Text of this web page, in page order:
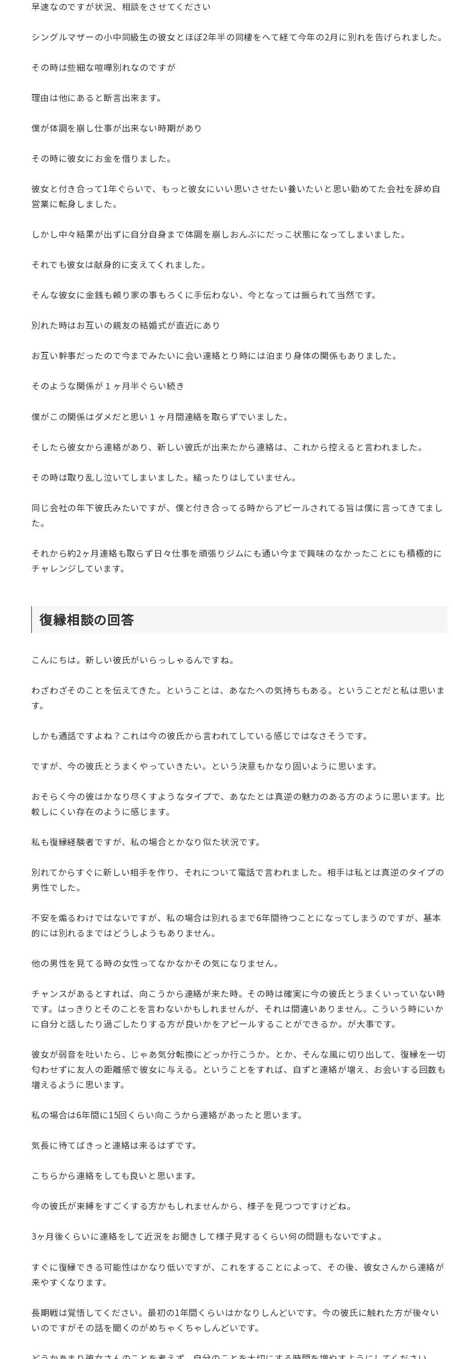
早速なのですが状況、相談をさせてください
シングルマザーの小中同級生の彼女とほぼ2年半の同棲をへて経て今年の2月に別れを告げられました。
その時は些細な喧嘩別れなのですが
理由は他にあると断言出来ます。
僕が体調を崩し仕事が出来ない時期があり
その時に彼女にお金を借りました。
彼女と付き合って1年ぐらいで、もっと彼女にいい思いさせたい養いたいと思い勤めてた会社を辞め自
営業に転身しました。
しかし中々結果が出ずに自分自身まで体調を崩しおんぶにだっこ状態になってしまいました。
それでも彼女は献身的に支えてくれました。
そんな彼女に金銭も頼り家の事もろくに手伝わない、今となっては振られて当然です。
別れた時はお互いの親友の結婚式が直近にあり
お互い幹事だったので今までみたいに会い連絡とり時には泊まり身体の関係もありました。
そのような関係が１ヶ月半ぐらい続き
僕がこの関係はダメだと思い１ヶ月間連絡を取らずでいました。
そしたら彼女から連絡があり、新しい彼氏が出来たから連絡は、これから控えると言われました。
その時は取り乱し泣いてしまいました。縋ったりはしていません。
同じ会社の年下彼氏みたいですが、僕と付き合ってる時からアピールされてる旨は僕に言ってきてまし
た。
それから約2ヶ月連絡も取らず日々仕事を頑張りジムにも通い今まで興味のなかったことにも積極的に
チャレンジしています。
復縁相談の回答
こんにちは。新しい彼氏がいらっしゃるんですね。
わざわざそのことを伝えてきた。ということは、あなたへの気持ちもある。ということだと私は思いま
す。
しかも通話ですよね？これは今の彼氏から言われてしている感じではなさそうです。
ですが、今の彼氏とうまくやっていきたい。という決意もかなり固いように思います。
おそらく今の彼はかなり尽くすようなタイプで、あなたとは真逆の魅力のある方のように思います。比
較しにくい存在のように感じます。
私も復縁経験者ですが、私の場合とかなり似た状況です。
別れてからすぐに新しい相手を作り、それについて電話で言われました。相手は私とは真逆のタイプの
男性でした。
不安を煽るわけではないですが、私の場合は別れるまで6年間待つことになってしまうのですが、基本
的には別れるまではどうしようもありません。
他の男性を見てる時の女性ってなかなかその気になりません。
チャンスがあるとすれば、向こうから連絡が来た時。その時は確実に今の彼氏とうまくいっていない時
です。はっきりとそのことを言わないかもしれませんが、それは間違いありません。こういう時にいか
に自分と話したり過ごしたりする方が良いかをアピールすることができるか。が大事です。
彼女が弱音を吐いたら、じゃあ気分転換にどっか行こうか。とか、そんな風に切り出して、復縁を一切
匂わせずに友人の距離感で彼女に与える。ということをすれば、自ずと連絡が増え、お会いする回数も
増えるように思います。
私の場合は6年間に15回くらい向こうから連絡があったと思います。
気長に待てばきっと連絡は来るはずです。
こちらから連絡をしても良いと思います。
今の彼氏が束縛をすごくする方かもしれませんから、様子を見つつですけどね。
3ヶ月後くらいに連絡をして近況をお聞きして様子見するくらい何の問題もないですよ。
すぐに復縁できる可能性はかなり低いですが、これをすることによって、その後、彼女さんから連絡が
来やすくなります。
長期戦は覚悟してください。最初の1年間くらいはかなりしんどいです。今の彼氏に触れた方が後々い
いのですがその話を聞くのがめちゃくちゃしんどいです。